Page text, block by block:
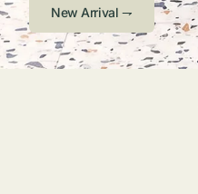
Check ⇁